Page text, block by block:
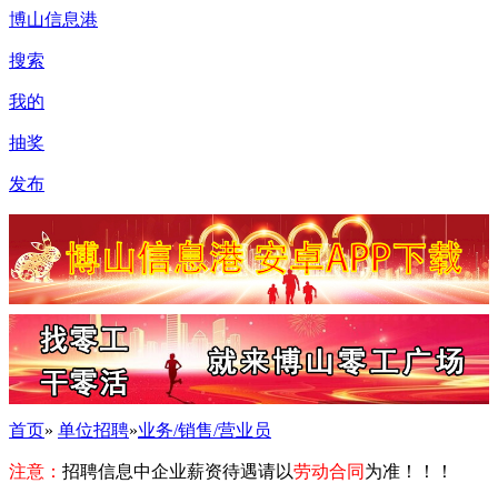
博山信息港
搜索
我的
抽奖
发布
首页» 单位招聘»业务/销售/营业员
注意： 招聘信息中企业薪资待遇请以劳动合同 为准！！！